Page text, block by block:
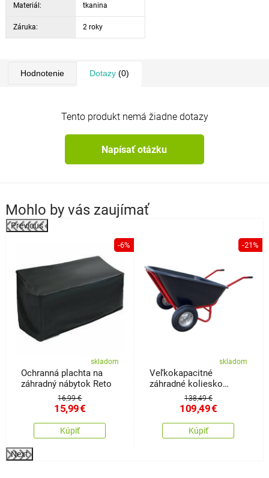
Materiál: tkanina
Záruka: 2 roky
Hodnotenie Dotazy(0)
Tento produkt nemá žiadne dotazy
Napísať otázku
Mohlo by vás zaujímať
Previous
-6%
skladom
Ochranná plachta na
záhradný nábytok Reto
16,99 €
15,99€
Kúpiť
-21%
skladom
Veľkokapacitné
záhradné koliesko
138,49 €
109,49€
Kúpiť
Next